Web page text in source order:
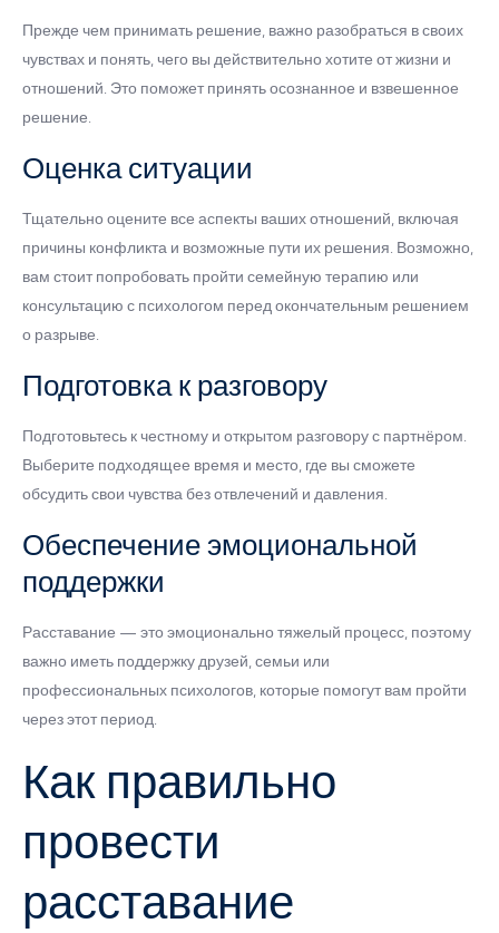
Прежде чем принимать решение, важно разобраться в своих
чувствах и понять, чего вы действительно хотите от жизни и
отношений. Это поможет принять осознанное и взвешенное
решение.
Оценка ситуации
Тщательно оцените все аспекты ваших отношений, включая
причины конфликта и возможные пути их решения. Возможно,
вам стоит попробовать пройти семейную терапию или
консультацию с психологом перед окончательным решением
о разрыве.
Подготовка к разговору
Подготовьтесь к честному и открытом разговору с партнёром.
Выберите подходящее время и место, где вы сможете
обсудить свои чувства без отвлечений и давления.
Обеспечение эмоциональной
поддержки
Расставание — это эмоционально тяжелый процесс, поэтому
важно иметь поддержку друзей, семьи или
профессиональных психологов, которые помогут вам пройти
через этот период.
Как правильно
провести
расставание